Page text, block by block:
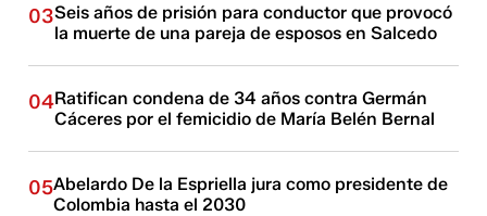
03Seis años de prisión para conductor que provocó
la muerte de una pareja de esposos en Salcedo
04Ratifican condena de 34 años contra Germán
Cáceres por el femicidio de María Belén Bernal
05Abelardo De la Espriella jura como presidente de
Colombia hasta el 2030